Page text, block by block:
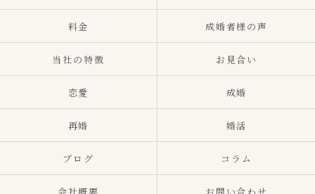
料金 成婚者様の声
当社の特徴 お見合い
恋愛 成婚
再婚 婚活
ブログ コラム
会社概要 お問い合わせ